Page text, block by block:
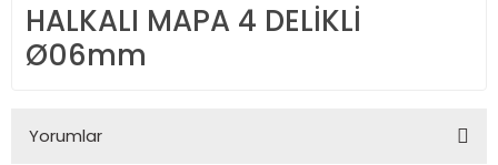
HALKALI MAPA 4 DELİKLİ
Ø06mm
Yorumlar